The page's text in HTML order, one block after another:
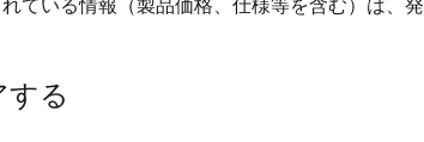
ている情報（製品価格、仕様等を含む）は、
る